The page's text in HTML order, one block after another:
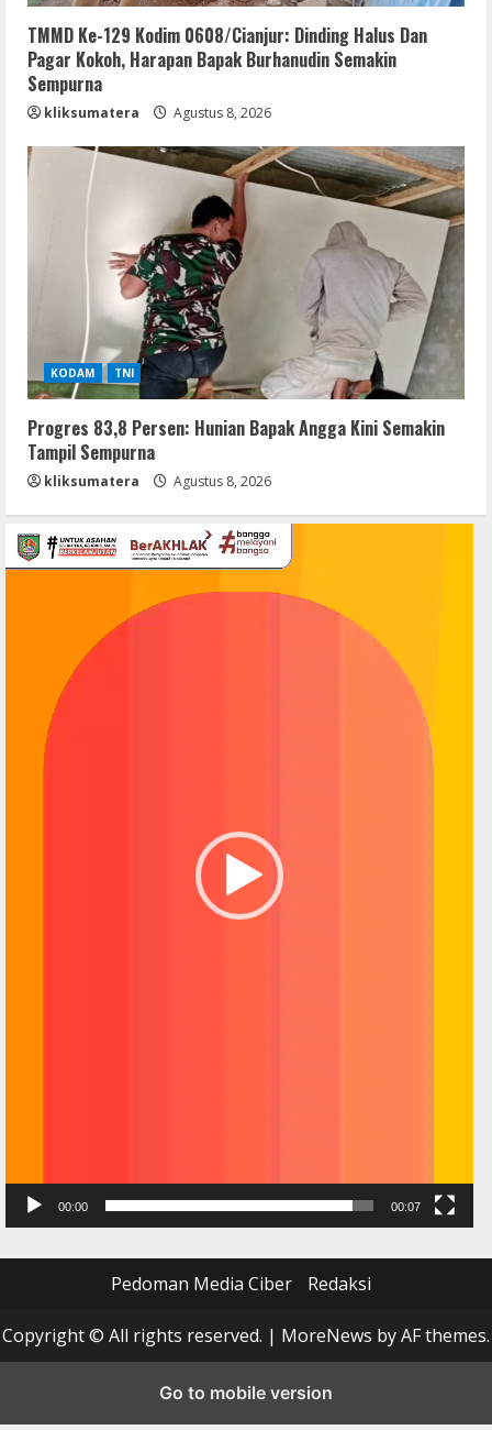
TMMD Ke-129 Kodim 0608/Cianjur: Dinding Halus Dan
Pagar Kokoh, Harapan Bapak Burhanudin Semakin
Sempurna
kliksumatera Agustus 8, 2026
KODAM TNI
Progres 83,8 Persen: Hunian Bapak Angga Kini Semakin
Tampil Sempurna
kliksumatera Agustus 8, 2026
Pemutar
Video
00:00 00:07
Pedoman Media Ciber Redaksi
Copyright © All rights reserved. | MoreNews by AF themes.
Go to mobile version